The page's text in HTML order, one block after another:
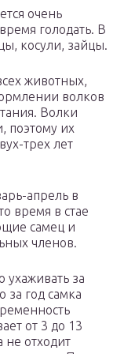
очень
голодать. В
косули, зайцы.
животных,
волков
Волки
поэтому их
трех лет
апрель в
время в стае
самец и
членов.
ухаживать за
за год самка
от 3 до 13
отходит